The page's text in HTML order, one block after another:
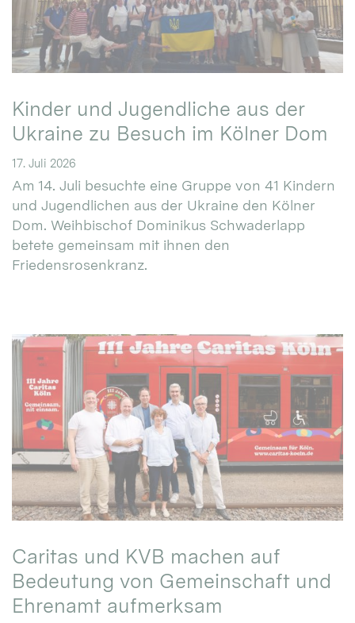
Kinder und Jugendliche aus der
Ukraine zu Besuch im Kölner Dom
17. Juli 2026
Am 14. Juli besuchte eine Gruppe von 41 Kindern
und Jugendlichen aus der Ukraine den Kölner
Dom. Weihbischof Dominikus Schwaderlapp
betete gemeinsam mit ihnen den
Friedensrosenkranz.
Caritas und KVB machen auf
Bedeutung von Gemeinschaft und
Ehrenamt aufmerksam